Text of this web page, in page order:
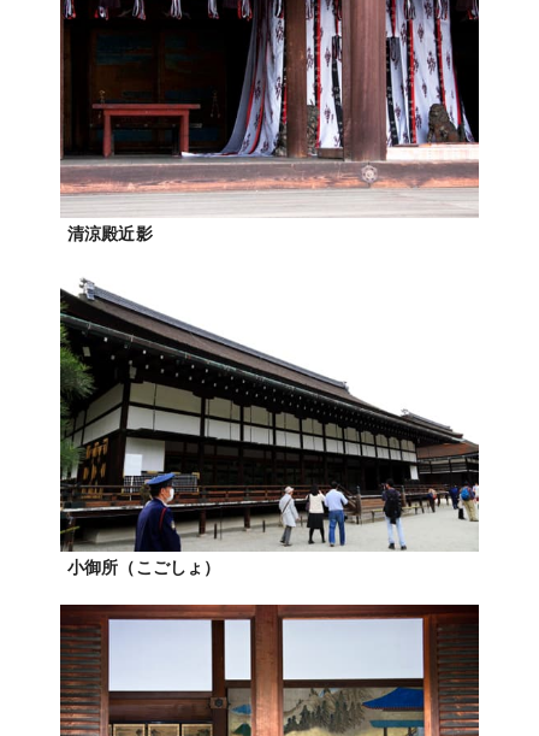
清涼殿近影
小御所（こごしょ）